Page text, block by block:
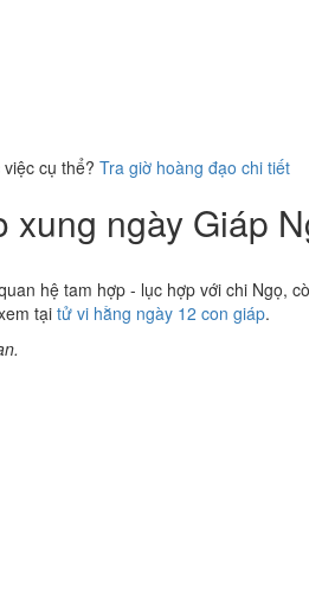
cụ thể? Tra giờ hoàng đạo chi tiết
xung ngày Giáp
hệ tam hợp - lục hợp với chi Ngọ,
tại tử vi hằng ngày 12 con giáp.